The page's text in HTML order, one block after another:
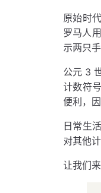
原始时
罗马人
示两只
公元 3
计数符
便利，
日常生
对其他
让我们